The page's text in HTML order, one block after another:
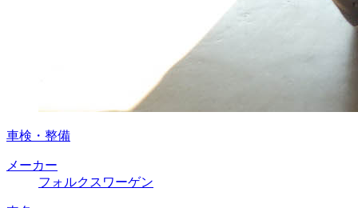
車検・整備
メーカー
フォルクスワーゲン